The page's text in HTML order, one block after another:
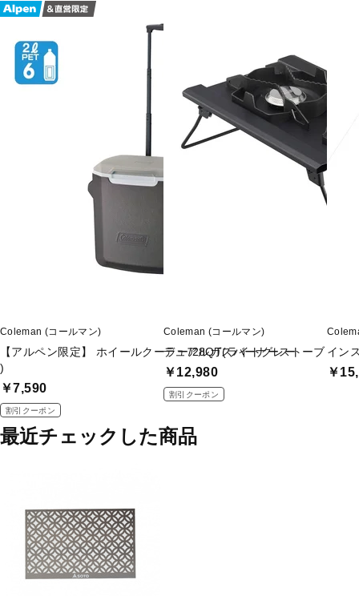
Coleman (コールマン)
【アルペン限定】 ホイールクーラー/28QT(ライトグレー
)
￥7,590
割引クーポン
Coleman (コールマン)
デュアルガスバーナーストーブ
￥12,980
割引クーポン
イン
￥
最近チェックした商品